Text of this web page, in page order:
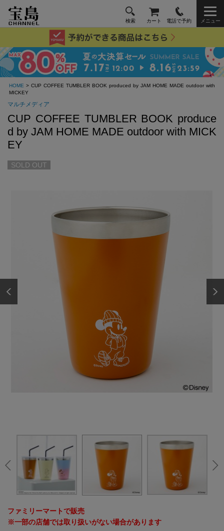
検索 カート 電話で予約 メニュー
HOME > CUP COFFEE TUMBLER BOOK produced by JAM HOME MADE outdoor with
MICKEY
マルチメディア
CUP COFFEE TUMBLER BOOK produce
d by JAM HOME MADE outdoor with MICK
EY
SOLD OUT
ファミリーマートで販売
※一部の店舗では取り扱いがない場合があります